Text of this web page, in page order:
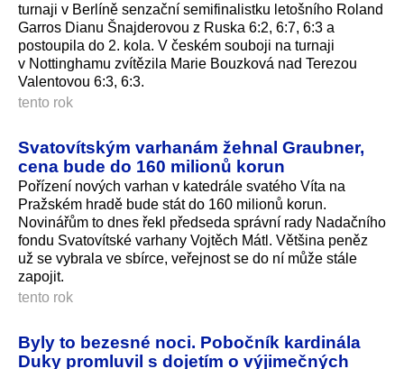
turnaji v Berlíně senzační semifinalistku letošního Roland
Garros Dianu Šnajderovou z Ruska 6:2, 6:7, 6:3 a
postoupila do 2. kola. V českém souboji na turnaji
v Nottinghamu zvítězila Marie Bouzková nad Terezou
Valentovou 6:3, 6:3.
tento rok
Svatovítským varhanám žehnal Graubner,
cena bude do 160 milionů korun
Pořízení nových varhan v katedrále svatého Víta na
Pražském hradě bude stát do 160 milionů korun.
Novinářům to dnes řekl předseda správní rady Nadačního
fondu Svatovítské varhany Vojtěch Mátl. Většina peněz
už se vybrala ve sbírce, veřejnost se do ní může stále
zapojit.
tento rok
Byly to bezesné noci. Pobočník kardinála
Duky promluvil s dojetím o výjimečných